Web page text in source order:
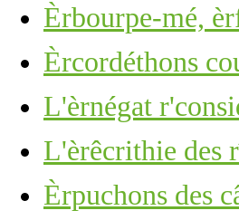
Èrbourpe-mé,
Èrcordéthons
L'èrnégat
L'èrêcrithie des
Èrpuchons des